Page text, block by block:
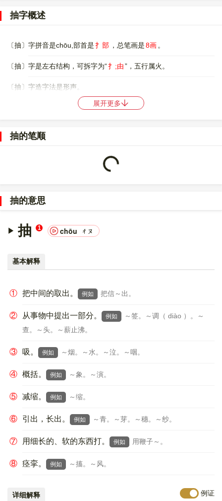
抽字概述
〔抽〕字拼音是chōu,部首是扌部 ，总笔画是8画 。
〔抽〕字是左右结构，可拆字为“扌;由”，五行属火。
〔抽〕字造字法是形声。
QLW，五笔是RMG，四角号码是
〔抽〕字的UNICODE是
000062BD，UTF-8：E6 8A BD。
〔抽〕字的异体字是
展开更多
抽的笔顺 Loading...
抽的意思
抽 1 chōu ㄔㄡ
基本解释
① 把中间的取出。 例如 把信～出。
② 从事物中提出一部分。 例如
～签。～调（ diào ）。～
查。～头。～薪止沸。
③ 吸。 例如 ～烟。～水。～泣。～咽。
④ 概括。 例如 ～象。～演。
⑤ 减缩。 例如 ～缩。
⑥ 引出，长出。 例如 ～青。～芽。～穗。～纱。
⑦ 用细长的、软的东西打。 例如 用鞭子～。
⑧ 痉挛。 例如 ～搐。～风。
详细解释 例证